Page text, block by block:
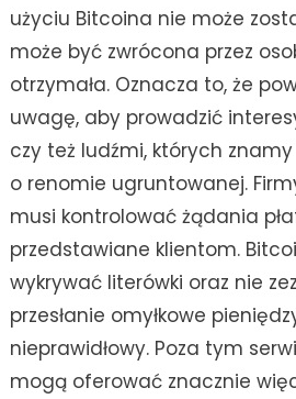
użyciu Bitcoina nie może
może być zwrócona przez
otrzymała. Oznacza to, że
uwagę, aby prowadzić
czy też ludźmi, których
o renomie ugruntowanej.
musi kontrolować żądania
przedstawiane klientom.
wykrywać literówki oraz nie
przesłanie omyłkowe
nieprawidłowy. Poza tym
mogą oferować znacznie